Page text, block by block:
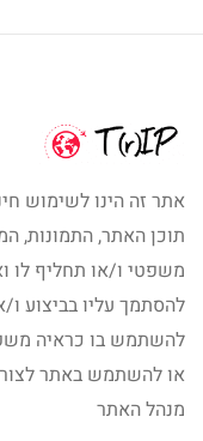
אתר זה הינו לשימוש
תוכן האתר, התמונות,
משפטי ו/או תחליף לו
להסתמך עליו בביצוע
להשתמש בו כראיה
או להשתמש באתר
מנהל האתר